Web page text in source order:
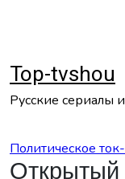
Top-tvshou
Русские сериалы
Политическое
Открытый